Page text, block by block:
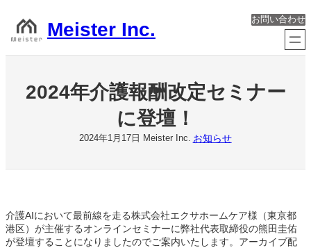
を
Meister Inc. お問い合わせ
2024年介護報酬改定セミナー
に登壇！
2024年1月17日 Meister Inc. お知らせ
介護AIにおいて最前線を走る株式会社エクサホームケア様（東京都
港区）が主催するオンラインセミナーに弊社代表取締役の熊田圭佑
が登壇することになりましたのでご案内いたします。アーカイブ配